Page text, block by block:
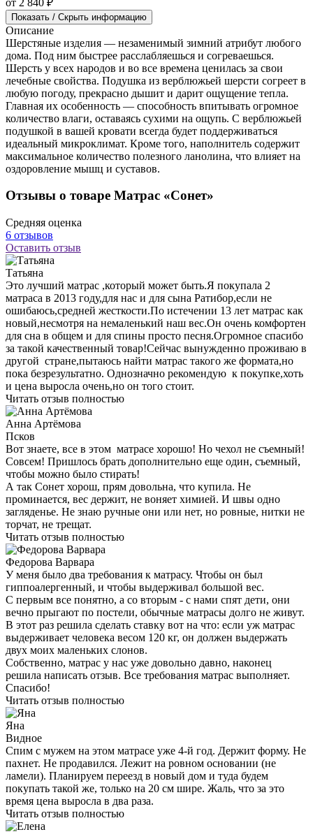
Показать / Скрыть информацию
Описание
Шерстяные изделия — незаменимый зимний атрибут любого
дома. Под ним быстрее расслабляешься и согреваешься.
Шерсть у всех народов и во все времена ценилась за свои
лечебные свойства. Подушка из верблюжьей шерсти согреет в
любую погоду, прекрасно дышит и дарит ощущение тепла.
Главная их особенность — способность впитывать огромное
количество влаги, оставаясь сухими на ощупь. С верблюжьей
подушкой в вашей кровати всегда будет поддерживаться
идеальный микроклимат. Кроме того, наполнитель содержит
максимальное количество полезного ланолина, что влияет на
оздоровление мышц и суставов.
Отзывы о товаре Матрас «Сонет»
Средняя оценка
6 отзывов
Оставить отзыв
Татьяна
Это лучший матрас ,который может быть.Я покупала 2
матраса в 2013 году,для нас и для сына Ратибор,если не
ошибаюсь,средней жесткости.По истечении 13 лет матрас как
новый,несмотря на немаленький наш вес.Он очень комфортен
для сна в общем и для спины просто песня.Огромное спасибо
за такой качественный товар!Сейчас вынужденно проживаю в
другой стране,пытаюсь найти матрас такого же формата,но
пока безрезультатно. Однозначно рекомендую к покупке,хоть
и цена выросла очень,но он того стоит.
Читать отзыв полностью
Анна Артёмова
Псков
Вот знаете, все в этом матрасе хорошо! Но чехол не съемный!
Совсем! Пришлось брать дополнительно еще один, съемный,
чтобы можно было стирать!
А так Сонет хорош, прям довольна, что купила. Не
проминается, вес держит, не воняет химией. И швы одно
загляденье. Не знаю ручные они или нет, но ровные, нитки не
торчат, не трещат.
Читать отзыв полностью
Федорова Варвара
У меня было два требования к матрасу. Чтобы он был
гиппоалергенный, и чтобы выдерживал большой вес.
С первым все понятно, а со вторым - с нами спят дети, они
вечно прыгают по постели, обычные матрасы долго не живут.
В этот раз решила сделать ставку вот на что: если уж матрас
выдерживает человека весом 120 кг, он должен выдержать
двух моих маленьких слонов.
Собственно, матрас у нас уже довольно давно, наконец
решила написать отзыв. Все требования матрас выполняет.
Спасибо!
Читать отзыв полностью
Яна
Видное
Спим с мужем на этом матрасе уже 4-й год. Держит форму. Не
пахнет. Не продавился. Лежит на ровном основании (не
ламели). Планируем переезд в новый дом и туда будем
покупать такой же, только на 20 см шире. Жаль, что за это
время цена выросла в два раза.
Читать отзыв полностью